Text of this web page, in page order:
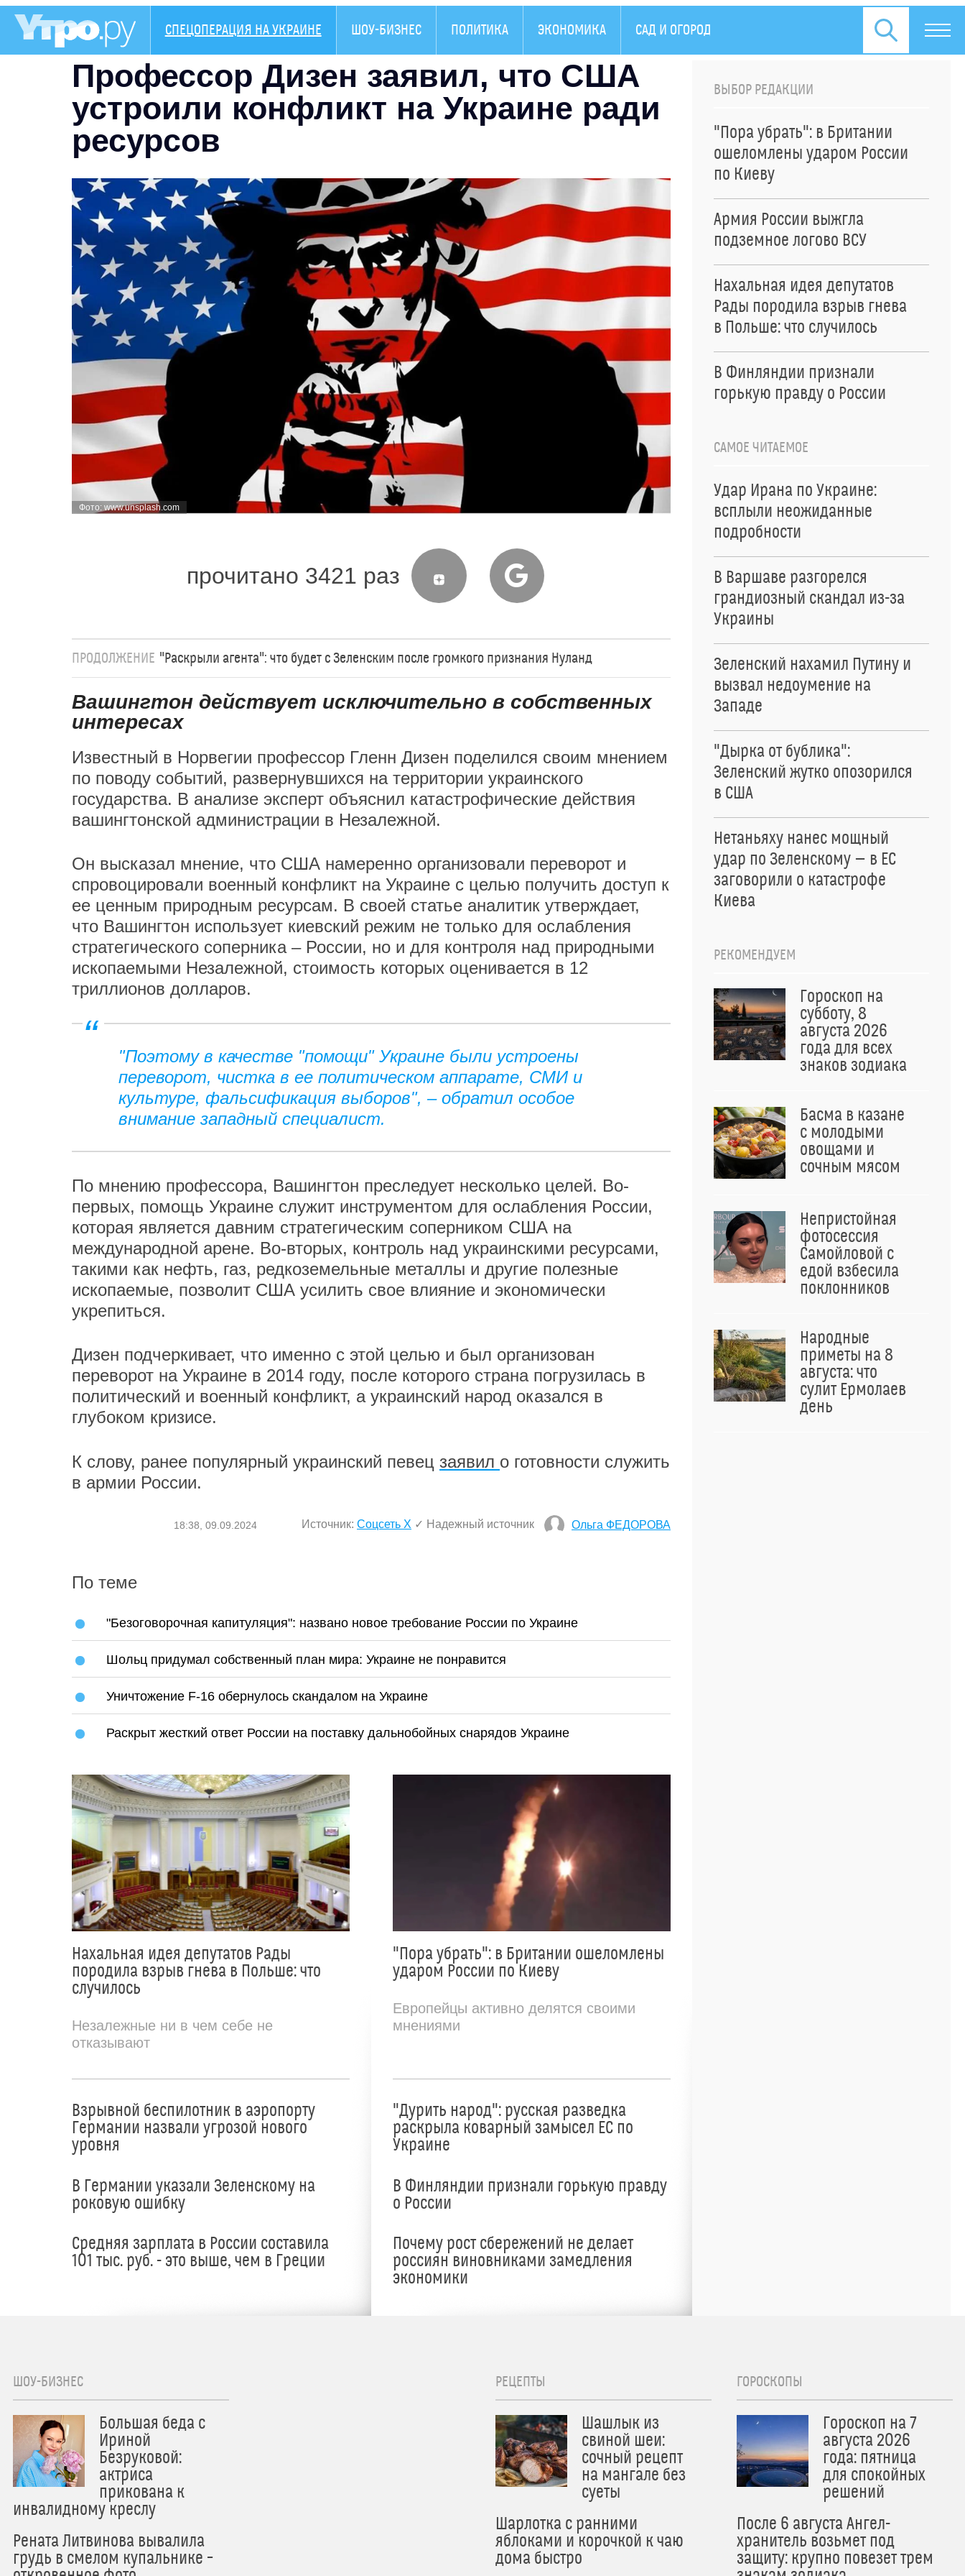
СПЕЦОПЕРАЦИЯ НА УКРАИНЕ ШОУ-БИЗНЕС ПОЛИТИКА ЭКОНОМИКА САД И ОГОРОД
Профессор Дизен заявил, что США
устроили конфликт на Украине ради
ресурсов
Фото: www.unsplash.com
прочитано 3421 раз
ПРОДОЛЖЕНИЕ "Раскрыли агента": что будет с Зеленским после громкого признания Нуланд
Вашингтон действует исключительно в собственных
интересах
Известный в Норвегии профессор Гленн Дизен поделился своим мнением
по поводу событий, развернувшихся на территории украинского
государства. В анализе эксперт объяснил катастрофические действия
вашингтонской администрации в Незалежной.
Он высказал мнение, что США намеренно организовали переворот и
спровоцировали военный конфликт на Украине с целью получить доступ к
ее ценным природным ресурсам. В своей статье аналитик утверждает,
что Вашингтон использует киевский режим не только для ослабления
стратегического соперника – России, но и для контроля над природными
ископаемыми Незалежной, стоимость которых оценивается в 12
триллионов долларов.
"Поэтому в качестве "помощи" Украине были устроены
переворот, чистка в ее политическом аппарате, СМИ и
культуре, фальсификация выборов", – обратил особое
внимание западный специалист.
По мнению профессора, Вашингтон преследует несколько целей. Во-
первых, помощь Украине служит инструментом для ослабления России,
которая является давним стратегическим соперником США на
международной арене. Во-вторых, контроль над украинскими ресурсами,
такими как нефть, газ, редкоземельные металлы и другие полезные
ископаемые, позволит США усилить свое влияние и экономически
укрепиться.
Дизен подчеркивает, что именно с этой целью и был организован
переворот на Украине в 2014 году, после которого страна погрузилась в
политический и военный конфликт, а украинский народ оказался в
глубоком кризисе.
К слову, ранее популярный украинский певец заявил о готовности служить
в армии России.
18:38, 09.09.2024 Источник: Соцсеть Х ✓ Надежный источник Ольга ФЕДОРОВА
По теме
"Безоговорочная капитуляция": названо новое требование России по Украине
Шольц придумал собственный план мира: Украине не понравится
Уничтожение F-16 обернулось скандалом на Украине
Раскрыт жесткий ответ России на поставку дальнобойных снарядов Украине
Нахальная идея депутатов Рады
породила взрыв гнева в Польше: что
случилось
Незалежные ни в чем себе не
отказывают
Взрывной беспилотник в аэропорту
Германии назвали угрозой нового
уровня
В Германии указали Зеленскому на
роковую ошибку
Средняя зарплата в России составила
101 тыс. руб. - это выше, чем в Греции
"Пора убрать": в Британии ошеломлены
ударом России по Киеву
Европейцы активно делятся своими
мнениями
"Дурить народ": русская разведка
раскрыла коварный замысел ЕС по
Украине
В Финляндии признали горькую правду
о России
Почему рост сбережений не делает
россиян виновниками замедления
экономики
ВЫБОР РЕДАКЦИИ
"Пора убрать": в Британии
ошеломлены ударом России
по Киеву
Армия России выжгла
подземное логово ВСУ
Нахальная идея депутатов
Рады породила взрыв гнева
в Польше: что случилось
В Финляндии признали
горькую правду о России
САМОЕ ЧИТАЕМОЕ
Удар Ирана по Украине:
всплыли неожиданные
подробности
В Варшаве разгорелся
грандиозный скандал из-за
Украины
Зеленский нахамил Путину и
вызвал недоумение на
Западе
"Дырка от бублика":
Зеленский жутко опозорился
в США
Нетаньяху нанес мощный
удар по Зеленскому — в ЕС
заговорили о катастрофе
Киева
РЕКОМЕНДУЕМ
Гороскоп на
субботу, 8
августа 2026
года для всех
знаков зодиака
Басма в казане
с молодыми
овощами и
сочным мясом
Непристойная
фотосессия
Самойловой с
едой взбесила
поклонников
Народные
приметы на 8
августа: что
сулит Ермолаев
день
ШОУ-БИЗНЕС
Большая беда с
Ириной
Безруковой:
актриса
прикована к
инвалидному креслу
Рената Литвинова вывалила
грудь в смелом купальнике –
РЕЦЕПТЫ
Шашлык из
свиной шеи:
сочный рецепт
на мангале без
суеты
Шарлотка с ранними
яблоками и корочкой к чаю
дома быстро
ГОРОСКОПЫ
Гороскоп на 7
августа 2026
года: пятница
для спокойных
решений
После 6 августа Ангел-
хранитель возьмет под
защиту: крупно повезет трем